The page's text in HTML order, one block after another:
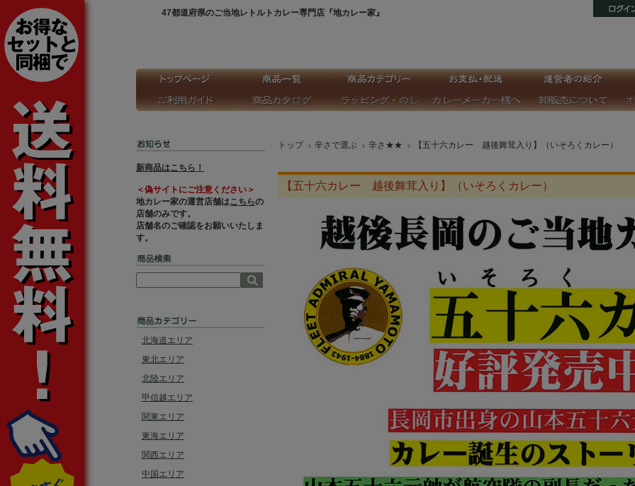
47都道府県のご当地レトルトカレー専門店『地カレー家』
新商品はこちら！
＜偽サイトにご注意ください＞
地カレー家の運営店舗はこちらの
店舗のみです。
店舗名のご確認をお願いいたしま
す。
北海道エリア
東北エリア
北陸エリア
甲信越エリア
関東エリア
東海エリア
関西エリア
中国エリア
トップ 辛さで選ぶ 辛さ★★ 【五十六カレー 越後舞茸入り】（いそろくカレー）
【五十六カレー 越後舞茸入り】（いそろくカレー）